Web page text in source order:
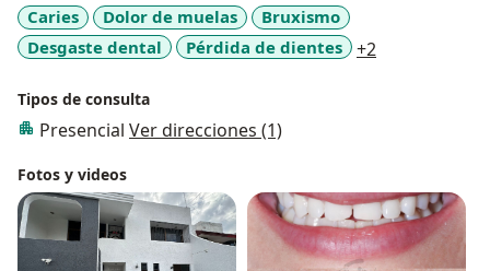
Caries Dolor de muelas
Bruxismo
Desgaste dental
Pérdida de dientes +2
Tipos de consulta
Presencial Ver direcciones (1)
Fotos y videos